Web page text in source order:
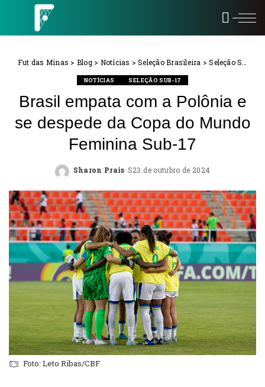
Fut das Minas > Blog> Notícias >Seleção Brasileira >Seleção Sub-17
NOTÍCIAS SELEÇÃO SUB-17
Brasil empata com a Polônia e
se despede da Copa do Mundo
Feminina Sub-17
Posted
Sharon Prais 23 de outubro de 2024
Foto: Leto Ribas/CBF